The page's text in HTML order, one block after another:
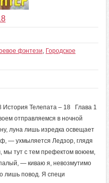
фэнтези, Городское
История Телепата – 18 Глава 1
отправляемся в ночной
луна лишь изредка освещает
— ухмыляется Ледзор, глядя
мы тут с тем префектом воюем,
— киваю я, невозмутимо
лишь повод. Я специ